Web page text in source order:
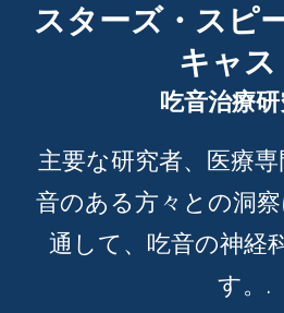
スターズ・スピ
キャス
吃音治療
主要な研究者、医療
音のある方々との洞
通して、吃音の神経
す。.